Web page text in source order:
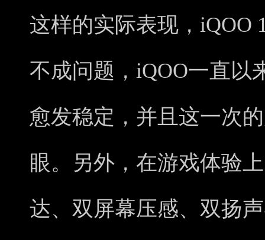
这样的实际表现，iQOO
不成问题，iQOO一直以
愈发稳定，并且这一次
眼。另外，在游戏体验
达、双屏幕压感、双扬